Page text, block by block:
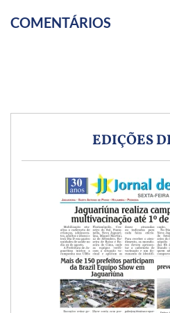
COMENTÁRIOS
EDIÇÕES